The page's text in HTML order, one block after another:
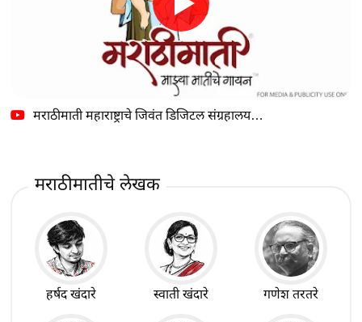
मराठीमाती महाराष्ट्राचे जिवंत डिजिटल संग्रहालय…
मराठीमातीचे लेखक
हर्षद खंदारे स्वाती खंदारे गणेश तरतरे